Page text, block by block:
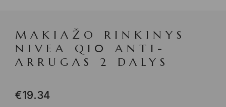
MAKIAŽO RINKINYS
NIVEA Q10 ANTI-
ARRUGAS 2 DALYS
€19.34